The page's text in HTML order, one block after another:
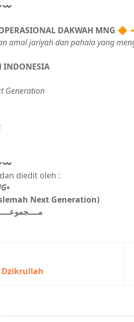
DAKWAH MNG 🔶🔸
amal jariyah dan pahala yang
INDONESIA
Generation
diedit oleh :
Next Generation)
Dzikrullah